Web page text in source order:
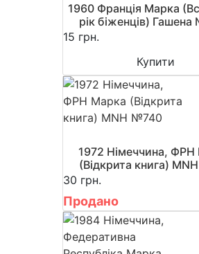
1960 Франція Марка
рік біженців) Гашена
15 грн.
Купити
1972 Німеччина, ФРН
(Відкрита книга)
30 грн.
Продано